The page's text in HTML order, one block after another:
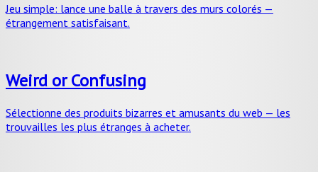
Jeu simple: lance une balle à travers des murs colorés —
étrangement satisfaisant.
Weird or Confusing
Sélectionne des produits bizarres et amusants du web — les
trouvailles les plus étranges à acheter.